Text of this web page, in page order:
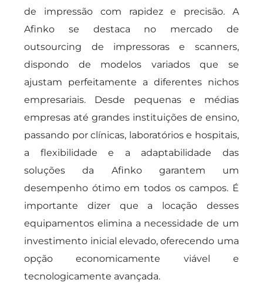
de impressão com rapidez e precisão. A
Afinko se destaca no mercado de
outsourcing de impressoras e scanners,
dispondo de modelos variados que se
ajustam perfeitamente a diferentes nichos
empresariais. Desde pequenas e médias
empresas até grandes instituições de ensino,
passando por clínicas, laboratórios e hospitais,
a flexibilidade e a adaptabilidade das
soluções da Afinko garantem um
desempenho ótimo em todos os campos. É
importante dizer que a locação desses
equipamentos elimina a necessidade de um
investimento inicial elevado, oferecendo uma
opção economicamente viável e
tecnologicamente avançada.